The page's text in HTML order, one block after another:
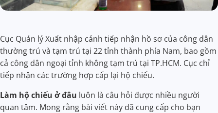
Cục Quản lý Xuất nhập cảnh tiếp nhận hồ sơ của công dân
thường trú và tạm trú tại 22 tỉnh thành phía Nam, bao gồm
cả công dân ngoại tỉnh không tạm trú tại TP.HCM. Cục chỉ
tiếp nhận các trường hợp cấp lại hộ chiếu.
Làm hộ chiếu ở đâu luôn là câu hỏi được nhiều người
quan tâm. Mong rằng bài viết này đã cung cấp cho bạn